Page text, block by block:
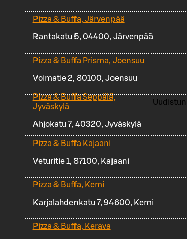
Pizza & Buffa, Järvenpää
Rantakatu 5, 04400, Järvenpää
Pizza & Buffa Prisma, Joensuu
Voimatie 2, 80100, Joensuu
Pizza & Buffa Seppälä,
Jyväskylä
Ahjokatu 7, 40320, Jyväskylä
Pizza & Buffa Kajaani
Veturitie 1, 87100, Kajaani
Pizza & Buffa, Kemi
Karjalahdenkatu 7, 94600, Kemi
Pizza & Buffa, Kerava